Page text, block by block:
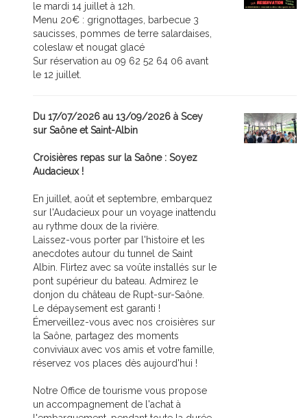
le mardi 14 juillet à 12h.
Menu 20€ : grignottages, barbecue 3
saucisses, pommes de terre salardaises,
coleslaw et nougat glacé
Sur réservation au 09 62 52 64 06 avant
le 12 juillet.
Du 17/07/2026 au 13/09/2026 à Scey
sur Saône et Saint-Albin
Croisières repas sur la Saône : Soyez
Audacieux !
En juillet, août et septembre, embarquez
sur l'Audacieux pour un voyage inattendu
au rythme doux de la rivière.
Laissez-vous porter par l'histoire et les
anecdotes autour du tunnel de Saint
Albin. Flirtez avec sa voûte installés sur le
pont supérieur du bateau. Admirez le
donjon du château de Rupt-sur-Saône.
Le dépaysement est garanti !
Émerveillez-vous avec nos croisières sur
la Saône, partagez des moments
conviviaux avec vos amis et votre famille,
réservez vos places dès aujourd'hui !
Notre Office de tourisme vous propose
un accompagnement de l'achat à